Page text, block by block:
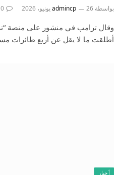
بواسطة admincp 26 يونيو، 2026 0
وقال ترامب في منشور على منصة
أطلقت ما لا يقل عن أربع طائرات
أخبار